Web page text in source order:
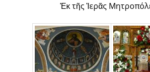
Ἐκ τῆς Ἱερᾶς